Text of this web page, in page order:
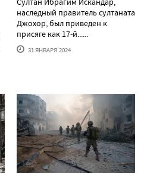
наследный правитель султаната
Джохор, был приведен к
присяге как 17-й......
31 ЯНВАРЯ'2024